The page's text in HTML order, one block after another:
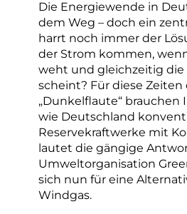
Die Energiewende in
dem Weg – doch ein
harrt noch immer der
der Strom kommen,
weht und gleichzeitig die
scheint? Für diese Zeiten
„Dunkelflaute“ brauchen
wie Deutschland
Reservekraftwerke mit
lautet die gängige
Umweltorganisation
sich nun für eine
Windgas.